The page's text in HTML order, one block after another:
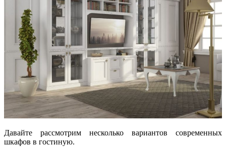
Давайте рассмотрим несколько вариантов современных
шкафов в гостиную.